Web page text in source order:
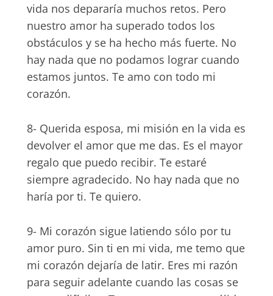
vida nos depararía muchos retos. Pero
nuestro amor ha superado todos los
obstáculos y se ha hecho más fuerte. No
hay nada que no podamos lograr cuando
estamos juntos. Te amo con todo mi
corazón.
8- Querida esposa, mi misión en la vida es
devolver el amor que me das. Es el mayor
regalo que puedo recibir. Te estaré
siempre agradecido. No hay nada que no
haría por ti. Te quiero.
9- Mi corazón sigue latiendo sólo por tu
amor puro. Sin ti en mi vida, me temo que
mi corazón dejaría de latir. Eres mi razón
para seguir adelante cuando las cosas se